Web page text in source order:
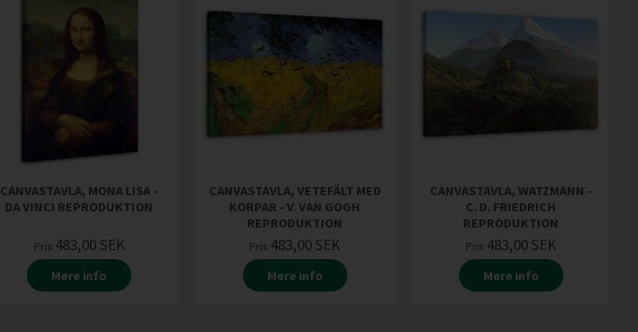
CANVASTAVLA, MONA LISA -
DA VINCI REPRODUKTION
Pris 483,00 SEK
Mere info
CANVASTAVLA, VETEFÄLT MED
KORPAR - V. VAN GOGH
REPRODUKTION
Pris 483,00 SEK
Mere info
CANVASTAVLA, WATZMANN -
C. D. FRIEDRICH
REPRODUKTION
Pris 483,00 SEK
Mere info